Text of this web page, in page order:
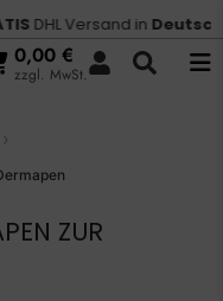
inDeutschland
0,00 €
zzgl. MwSt.
ZUR